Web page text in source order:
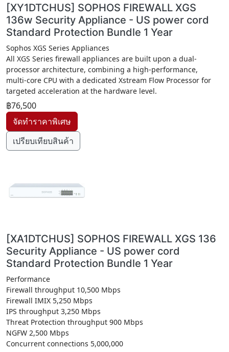
[XY1DTCHUS] SOPHOS FIREWALL XGS
136w Security Appliance - US power cord
Standard Protection Bundle 1 Year
Sophos XGS Series Appliances
All XGS Series firewall appliances are built upon a dual-
processor architecture, combining a high-performance,
multi-core CPU with a dedicated Xstream Flow Processor for
targeted acceleration at the hardware level.
฿76,500
เปรียบเทียบสินค้า
[XA1DTCHUS] SOPHOS FIREWALL XGS 136
Security Appliance - US power cord
Standard Protection Bundle 1 Year
Performance
Firewall throughput 10,500 Mbps
Firewall IMIX 5,250 Mbps
IPS throughput 3,250 Mbps
Threat Protection throughput 900 Mbps
NGFW 2,500 Mbps
Concurrent connections 5,000,000